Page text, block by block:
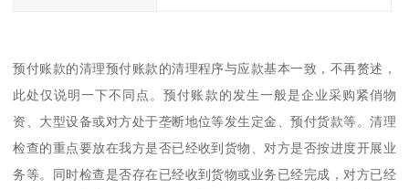
预付账款的清理预付账款的清理程序与应款基本一致，不再赘述，
此处仅说明一下不同点。预付账款的发生一般是企业采购紧俏物
资、大型设备或对方处于垄断地位等发生定金、预付货款等。清理
检查的重点要放在我方是否已经收到货物、对方是否按进度开展业
务等。同时检查是否存在已经收到货物或业务已经完成，对方已经